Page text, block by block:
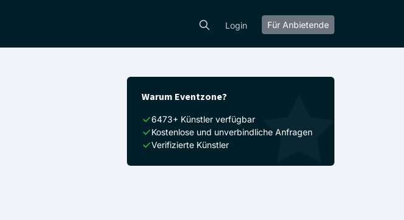
Login Für Anbietende
Warum Eventzone?
6473+ Künstler verfügbar
Kostenlose und unverbindliche Anfragen
Verifizierte Künstler